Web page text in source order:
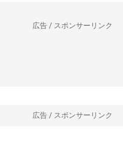
広告 / スポンサーリンク
広告 / スポンサーリンク